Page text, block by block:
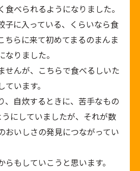
食べられるようになりました。
子に入っている、くらいなら食
ちらに来て初めてまるのまんま
りました。
せんが、こちらで食べるしいた
います。
、自炊するときに、苦手なもの
にしていましたが、それが数
おいしさの発見につながってい
もしていこうと思います。